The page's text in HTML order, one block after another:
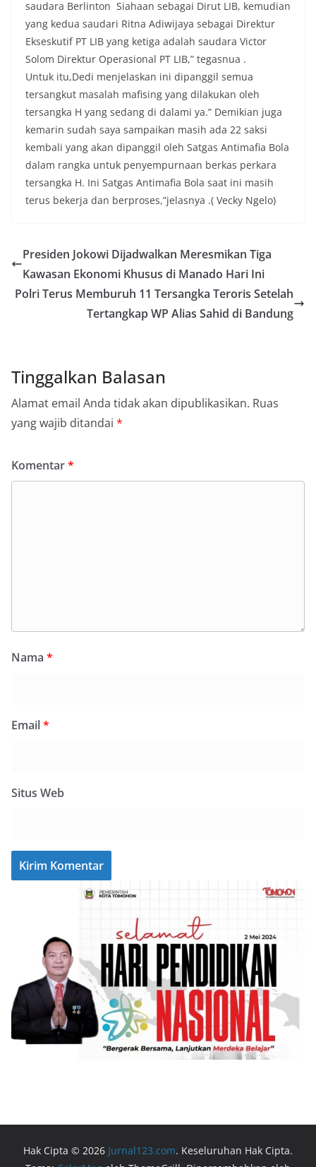
saudara Berlinton Siahaan sebagai Dirut LIB, kemudian
yang kedua saudari Ritna Adiwijaya sebagai Direktur
Ekseskutif PT LIB yang ketiga adalah saudara Victor
Solom Direktur Operasional PT LIB,” tegasnua .
Untuk itu,Dedi menjelaskan ini dipanggil semua
tersangkut masalah mafising yang dilakukan oleh
tersangka H yang sedang di dalami ya.” Demikian juga
kemarin sudah saya sampaikan masih ada 22 saksi
kembali yang akan dipanggil oleh Satgas Antimafia Bola
dalam rangka untuk penyempurnaan berkas perkara
tersangka H. Ini Satgas Antimafia Bola saat ini masih
terus bekerja dan berproses,”jelasnya .( Vecky Ngelo)
Presiden Jokowi Dijadwalkan Meresmikan Tiga
Kawasan Ekonomi Khusus di Manado Hari Ini
Polri Terus Memburuh 11 Tersangka Teroris Setelah
Tertangkap WP Alias Sahid di Bandung
Tinggalkan Balasan
Alamat email Anda tidak akan dipublikasikan. Ruas
yang wajib ditandai *
Komentar*
Nama *
Email*
Situs Web
Hak Cipta © 2026 Jurnal123.com. Keseluruhan Hak Cipta.